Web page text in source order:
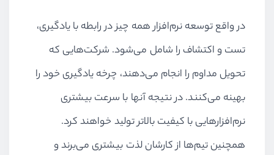
در واقع توسعه نرم‌افزار همه چیز در رابطه با یادگیری،
تست و اکتشاف را شامل می‌شود. شرکت‌هایی که
تحویل مداوم را انجام می‌دهند، چرخه یادگیری خود را
بهینه می‌کنند. در نتیجه آنها با سرعت بیشتری
نرم‌افزارهایی با کیفیت بالاتر تولید خواهند کرد.
همچنین تیم‌ها از کارشان لذت بیشتری می‌برند و